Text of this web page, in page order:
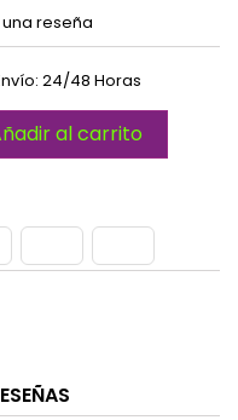
reseña
24/48 Horas
al carrito